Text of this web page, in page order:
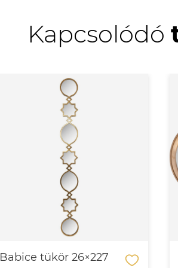
Kapcsolódó
Babice tükör 26×227